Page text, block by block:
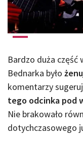
Bardzo duża część
Bednarka było
komentarzy
tego odcinka pod
Nie brakowało
dotychczasowego